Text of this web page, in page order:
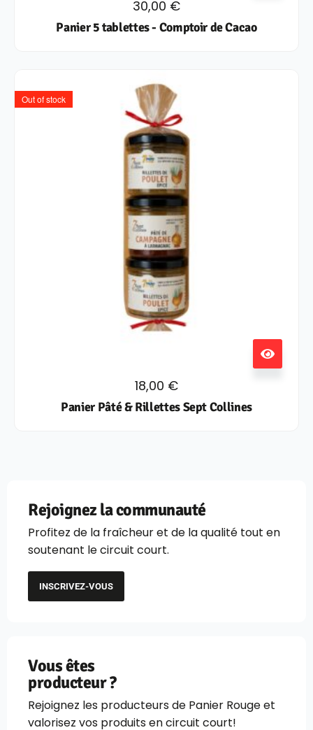
30,00 €
Panier 5 tablettes - Comptoir de Cacao
Out of stock
18,00 €
Panier Pâté & Rillettes Sept Collines
Rejoignez la communauté
Profitez de la fraîcheur et de la qualité tout en
soutenant le circuit court.
INSCRIVEZ-VOUS
Vous êtes
producteur ?
Rejoignez les producteurs de Panier Rouge et
valorisez vos produits en circuit court!